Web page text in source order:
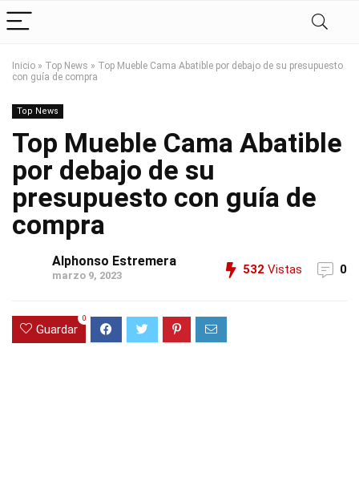
Inicio » Top News » Top Mueble Cama Abatible por debajo de su presupuesto
con guía de compra
Top News
Top Mueble Cama Abatible
por debajo de su
presupuesto con guía de
compra
Alphonso Estremera
marzo 9, 2023 532 Vistas 0
Guardar
0